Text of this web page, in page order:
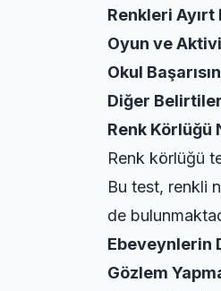
Renkleri
Oyun ve
Okul
Diğer
Renk Körlüğü
Renk körlüğü
Bu test, renkli
de
Ebeveynlerin
Gözlem